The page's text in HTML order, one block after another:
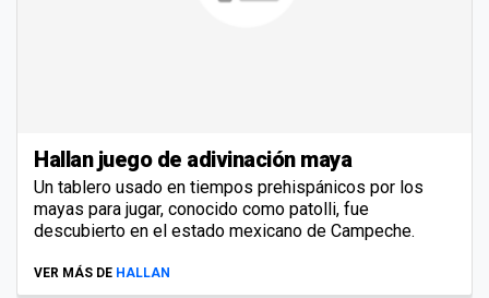
Hallan juego de adivinación maya
Un tablero usado en tiempos prehispánicos por los
mayas para jugar, conocido como patolli, fue
descubierto en el estado mexicano de Campeche.
VER MÁS DE HALLAN